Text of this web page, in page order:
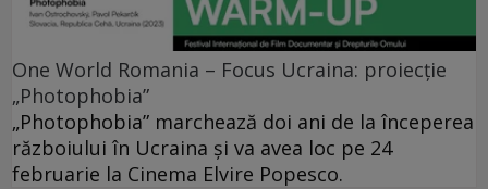
One World Romania – Focus Ucraina: proiecție
„Photophobia”
„Photophobia” marchează doi ani de la începerea
războiului în Ucraina și va avea loc pe 24
februarie la Cinema Elvire Popesco.